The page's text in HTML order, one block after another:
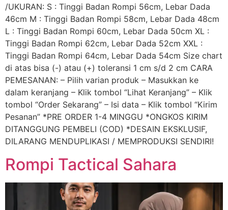
/UKURAN: S : Tinggi Badan Rompi 56cm, Lebar Dada
46cm M : Tinggi Badan Rompi 58cm, Lebar Dada 48cm
L : Tinggi Badan Rompi 60cm, Lebar Dada 50cm XL :
Tinggi Badan Rompi 62cm, Lebar Dada 52cm XXL :
Tinggi Badan Rompi 64cm, Lebar Dada 54cm Size chart
di atas bisa (-) atau (+) toleransi 1 cm s/d 2 cm CARA
PEMESANAN: – Pilih varian produk – Masukkan ke
dalam keranjang – Klik tombol “Lihat Keranjang” – Klik
tombol “Order Sekarang” – Isi data – Klik tombol “Kirim
Pesanan” *PRE ORDER 1-4 MINGGU *ONGKOS KIRIM
DITANGGUNG PEMBELI (COD) *DESAIN EKSKLUSIF,
DILARANG MENDUPLIKASI / MEMPRODUKSI SENDIRI!
Rompi Tactical Sahara